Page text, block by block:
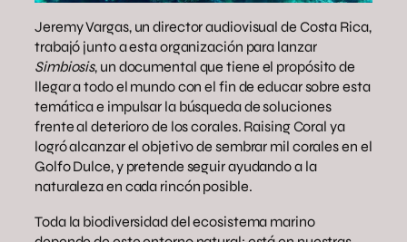
Jeremy Vargas, un director audiovisual de Costa Rica,
trabajó junto a esta organización para lanzar
Simbiosis, un documental que tiene el propósito de
llegar a todo el mundo con el fin de educar sobre esta
temática e impulsar la búsqueda de soluciones
frente al deterioro de los corales. Raising Coral ya
logró alcanzar el objetivo de sembrar mil corales en el
Golfo Dulce, y pretende seguir ayudando a la
naturaleza en cada rincón posible.
Toda la biodiversidad del ecosistema marino